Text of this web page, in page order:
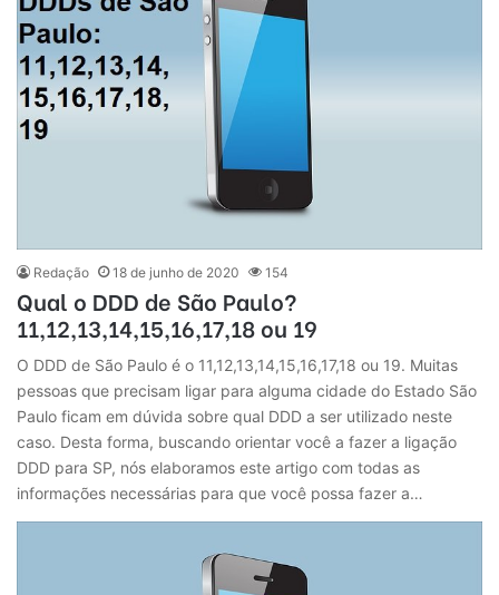
Redação 18 de junho de 2020 154
Qual o DDD de São Paulo?
11,12,13,14,15,16,17,18 ou 19
O DDD de São Paulo é o 11,12,13,14,15,16,17,18 ou 19. Muitas
pessoas que precisam ligar para alguma cidade do Estado São
Paulo ficam em dúvida sobre qual DDD a ser utilizado neste
caso. Desta forma, buscando orientar você a fazer a ligação
DDD para SP, nós elaboramos este artigo com todas as
informações necessárias para que você possa fazer a…